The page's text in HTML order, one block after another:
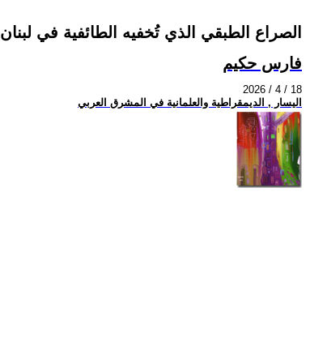
الصراع الطبقي الذي تُخفيه الطائفية في لبنان
فارس حكيم
2026 / 4 / 18
اليسار , الديمقراطية والعلمانية في المشرق العربي